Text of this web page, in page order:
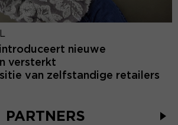
nieuwe
versterkt
van zelfstandige retailers
PARTNERS